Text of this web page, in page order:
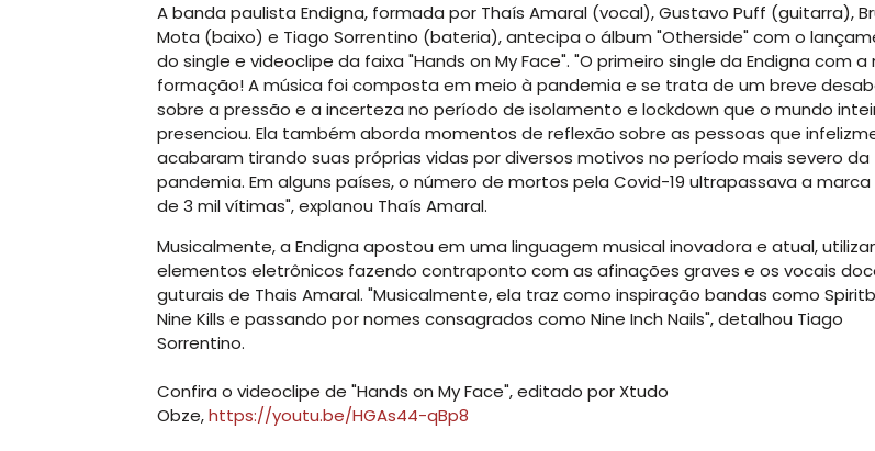
A banda paulista Endigna, formada por Thaís Amaral (vocal), Gustavo Puff (guitarra),
Mota (baixo) e Tiago Sorrentino (bateria), antecipa o álbum "Otherside" com o
do single e videoclipe da faixa "Hands on My Face". "O primeiro single da Endigna com a
formação! A música foi composta em meio à pandemia e se trata de um breve
sobre a pressão e a incerteza no período de isolamento e lockdown que o mundo
presenciou. Ela também aborda momentos de reflexão sobre as pessoas que
acabaram tirando suas próprias vidas por diversos motivos no período mais severo da
pandemia. Em alguns países, o número de mortos pela Covid-19 ultrapassava a marca
de 3 mil vítimas", explanou Thaís Amaral.
Musicalmente, a Endigna apostou em uma linguagem musical inovadora e atual,
elementos eletrônicos fazendo contraponto com as afinações graves e os vocais
guturais de Thais Amaral. "Musicalmente, ela traz como inspiração bandas como
Nine Kills e passando por nomes consagrados como Nine Inch Nails", detalhou Tiago
Sorrentino.
Confira o videoclipe de "Hands on My Face", editado por Xtudo
Obze,https://youtu.be/HGAs44-qBp8